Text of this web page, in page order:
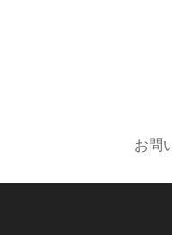
お問